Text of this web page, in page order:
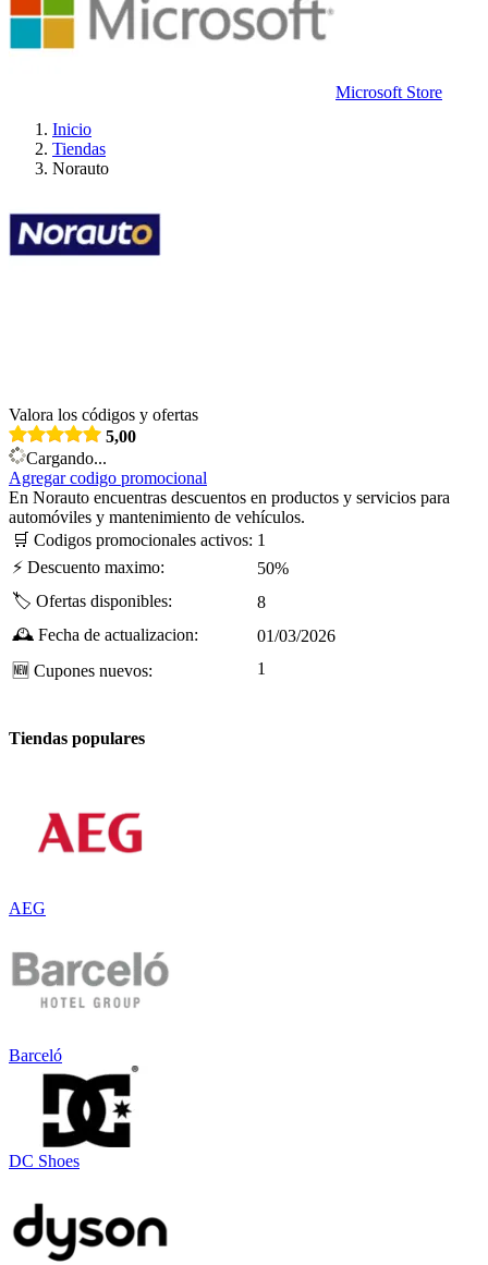
Microsoft Store
Inicio
Tiendas
Norauto
Valora los códigos y ofertas
5,00
Cargando...
Agregar codigo promocional
En Norauto encuentras descuentos en productos y servicios para
automóviles y mantenimiento de vehículos.
🛒 Codigos promocionales activos: 1
⚡ Descuento maximo:
50%
🏷️ Ofertas disponibles:
8
🕰️ Fecha de actualizacion:
01/03/2026
🆕 Cupones nuevos: 1
Tiendas populares
AEG
Barceló
DC Shoes